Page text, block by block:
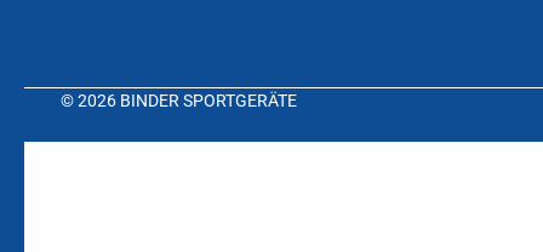
© 2026 BINDER SPORTGERÄTE